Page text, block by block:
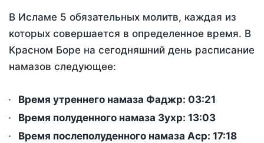
В Исламе 5 обязательных молитв, каждая из
которых совершается в определенное время. В
Красном Боре на сегодняшний день расписание
намазов следующее:
Время утреннего намаза Фаджр: 03:21
Время полуденного намаза Зухр: 13:03
Время послеполуденного намаза Аср: 17:18